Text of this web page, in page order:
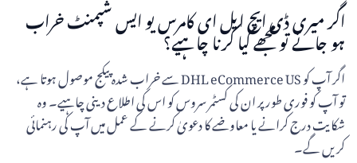
اگر میری ڈی ایچ ایل ای کامرس یو ایس شپمنٹ خراب
ہو جائے تو مجھے کیا کرنا چاہیے؟
اگر آپ کو DHL eCommerce US سے خراب شدہ پیکج موصول ہوتا ہے،
تو آپ کو فوری طور پر ان کی کسٹمر سروس کو اس کی اطلاع دینی چاہیے۔ وہ
شکایت درج کرانے یا معاوضے کا دعویٰ کرنے کے عمل میں آپ کی رہنمائی
کریں گے۔